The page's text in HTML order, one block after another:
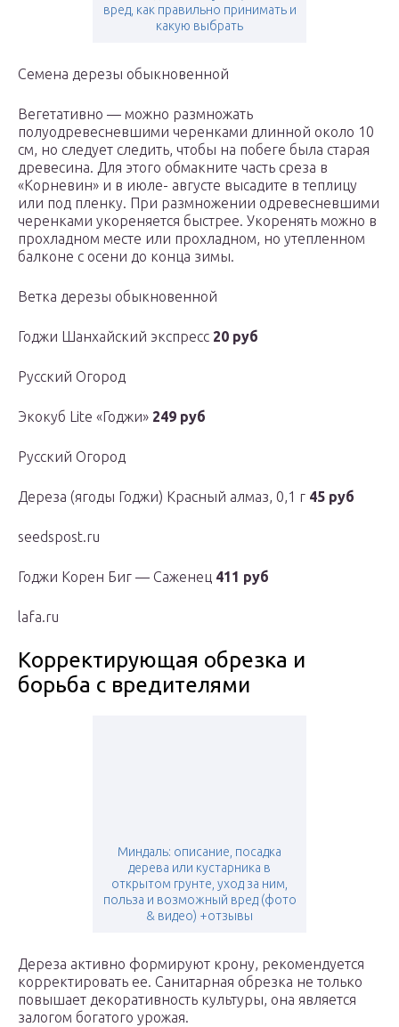
вред, как правильно принимать и
какую выбрать
Семена дерезы обыкновенной
Вегетативно — можно размножать
полуодревесневшими черенками длинной около 10
см, но следует следить, чтобы на побеге была старая
древесина. Для этого обмакните часть среза в
«Корневин» и в июле- августе высадите в теплицу
или под пленку. При размножении одревесневшими
черенками укореняется быстрее. Укоренять можно в
прохладном месте или прохладном, но утепленном
балконе с осени до конца зимы.
Ветка дерезы обыкновенной
Годжи Шанхайский экспресс 20 руб
Русский Огород
Экокуб Lite «Годжи» 249 руб
Русский Огород
Дереза (ягоды Годжи) Красный алмаз, 0,1 г 45 руб
seedspost.ru
Годжи Корен Биг — Саженец 411 руб
lafa.ru
Корректирующая обрезка и
борьба с вредителями
Миндаль: описание, посадка
дерева или кустарника в
открытом грунте, уход за ним,
польза и возможный вред (фото
& видео) +отзывы
Дереза активно формируют крону, рекомендуется
корректировать ее. Санитарная обрезка не только
повышает декоративность культуры, она является
залогом богатого урожая.